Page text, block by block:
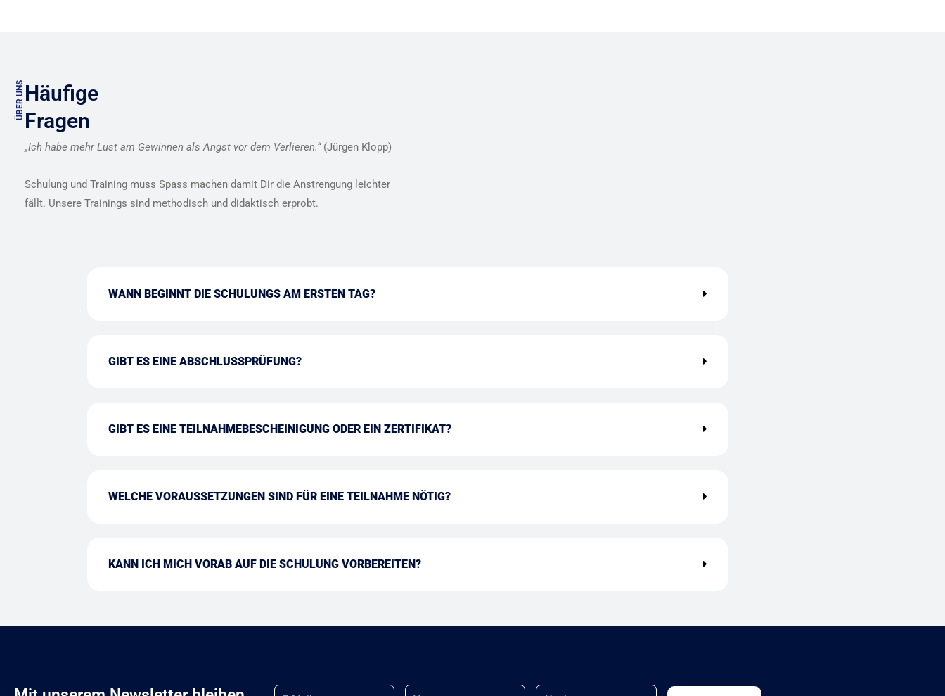
ÜBER UNSHäufige
Fragen
„Ich habe mehr Lust am Gewinnen als Angst vor dem Verlieren.“(Jürgen Klopp)
Schulung und Training muss Spass machen damit Dir die Anstrengung leichter
fällt. Unsere Trainings sind methodisch und didaktisch erprobt.
WANN BEGINNT DIE SCHULUNGS AM ERSTEN TAG?
GIBT ES EINE ABSCHLUSSPRÜFUNG?
GIBT ES EINE TEILNAHMEBESCHEINIGUNG ODER EIN ZERTIFIKAT?
WELCHE VORAUSSETZUNGEN SIND FÜR EINE TEILNAHME NÖTIG?
KANN ICH MICH VORAB AUF DIE SCHULUNG VORBEREITEN?
Email Name
Nachname